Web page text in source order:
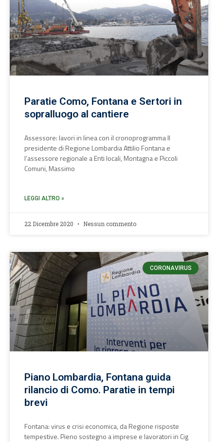
Paratie Como, Fontana e Sertori in
sopralluogo al cantiere
Assessore: lavori in linea con il cronoprogramma Il
presidente di Regione Lombardia Attilio Fontana e
l’assessore regionale a Enti locali, Montagna e Piccoli
Comuni, Massimo
LEGGI ALTRO »
22 Dicembre 2020 Nessun commento
CORONAVIRUS
Piano Lombardia, Fontana guida
rilancio di Como. Paratie in tempi
brevi
Fontana: virus e crisi economica, da Regione risposte
tempestive. Pieno sostegno a imprese e lavoratori in Cig